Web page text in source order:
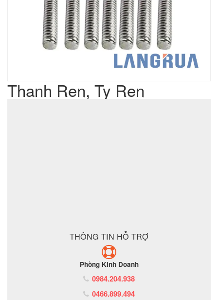
Thanh Ren, Ty Ren
THÔNG TIN HỖ TRỢ
Phòng Kinh Doanh
0984.204.938
0466.899.494